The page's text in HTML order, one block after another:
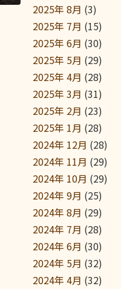
2025年 8月 (3)
2025年 7月 (15)
2025年 6月 (30)
2025年 5月 (29)
2025年 4月 (28)
2025年 3月 (31)
2025年 2月 (23)
2025年 1月 (28)
2024年 12月 (28)
2024年 11月 (29)
2024年 10月 (29)
2024年 9月 (25)
2024年 8月 (29)
2024年 7月 (28)
2024年 6月 (30)
2024年 5月 (32)
2024年 4月 (32)